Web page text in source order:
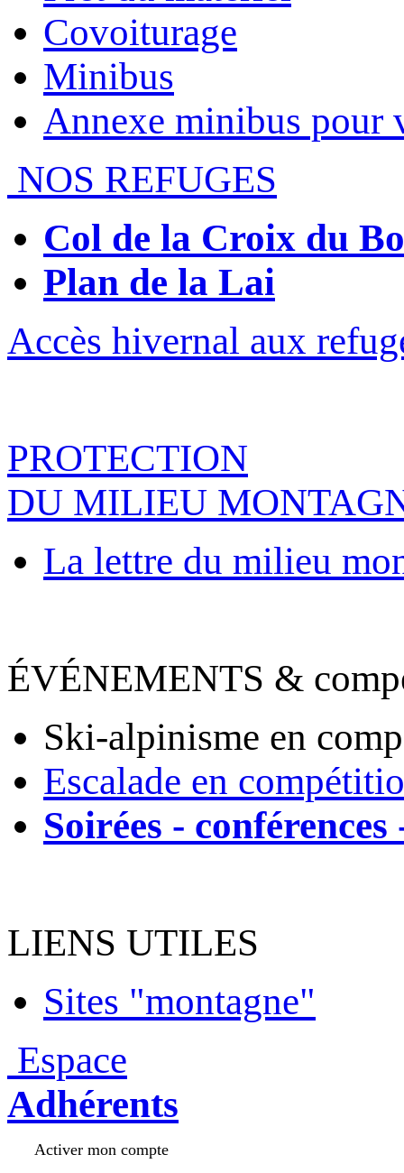
Covoiturage
Minibus
Annexe minibus pour
NOS REFUGES
Col de la Croix du
Plan de la Lai
Accès hivernal aux
PROTECTION
DU MILIEU
La lettre du milieu
ÉVÉNEMENTS &
Ski-alpinisme en
Escalade en
Soirées - conférences
LIENS UTILES
Sites "montagne"
Espace
Adhérents
Activer mon compte